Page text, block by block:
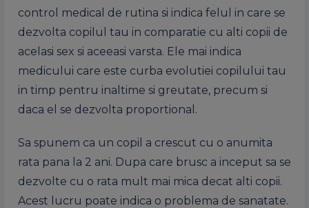
control medical de rutina si indica felul in care se
dezvolta copilul tau in comparatie cu alti copii de
acelasi sex si aceeasi varsta. Ele mai indica
medicului care este curba evolutiei copilului tau
in timp pentru inaltime si greutate, precum si
daca el se dezvolta proportional.
Sa spunem ca un copil a crescut cu o anumita
rata pana la 2 ani. Dupa care brusc a inceput sa se
dezvolte cu o rata mult mai mica decat alti copii.
Acest lucru poate indica o problema de sanatate.